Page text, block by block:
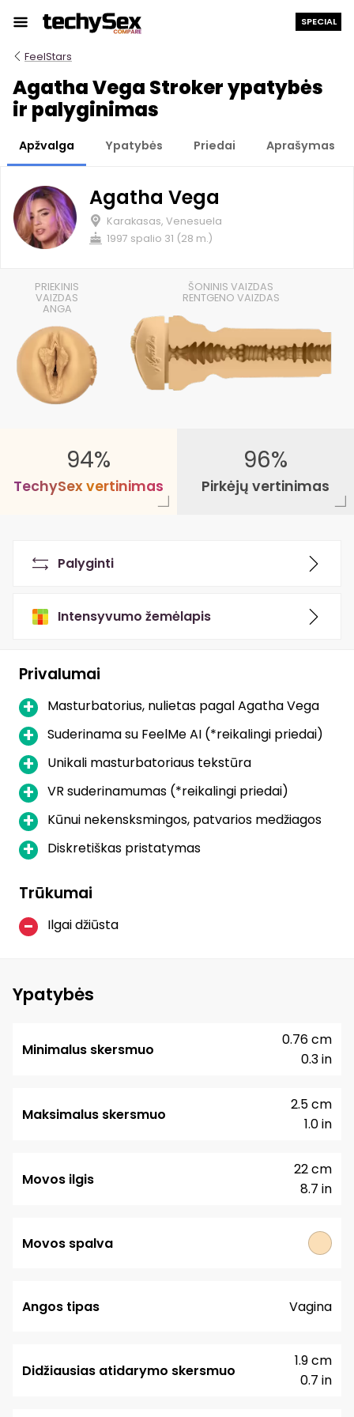
turinio
SPECIAL
FeelStars
Agatha Vega Stroker ypatybės
ir palyginimas
Apžvalga Ypatybės Priedai Aprašymas
PRIEKINIS
VAIZDAS
ANGA
ŠONINIS VAIZDAS
RENTGENO VAIZDAS
94%
TechySex vertinimas
96%
Pirkėjų vertinimas
Palyginti
Intensyvumo žemėlapis
Privalumai
Masturbatorius, nulietas pagal Agatha Vega
Suderinama su FeelMe AI (*reikalingi priedai)
Unikali masturbatoriaus tekstūra
VR suderinamumas (*reikalingi priedai)
Kūnui nekensksmingos, patvarios medžiagos
Diskretiškas pristatymas
Trūkumai
Ilgai džiūsta
Ypatybės
Minimalus skersmuo
0.3 in
0.76 cm
Maksimalus skersmuo
1.0 in
2.5 cm
Movos ilgis
8.7 in
22 cm
Movos spalva
Angos tipas Vagina
Didžiausias atidarymo skersmuo
0.7 in
1.9 cm
Agatha Vega
Karakasas, Venesuela
1997 spalio 31 (28 m.)